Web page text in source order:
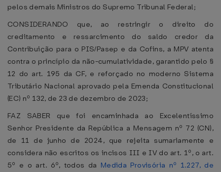
pelos demais Ministros do Supremo Tribunal Federal;
CONSIDERANDO que, ao restringir o direito do
creditamento e ressarcimento do saldo credor da
Contribuição para o PIS/Pasep e da Cofins, a MPV atenta
contra o princípio da não-cumulatividade, garantido pelo §
12 do art. 195 da CF, e reforçado no moderno Sistema
Tributário Nacional aprovado pela Emenda Constitucional
(EC) nº 132, de 23 de dezembro de 2023;
FAZ SABER que foi encaminhada ao Excelentíssimo
Senhor Presidente da República a Mensagem nº 72 (CN),
de 11 de junho de 2024, que rejeita sumariamente e
considera não escritos os incisos III e IV do art. 1º, o art.
5º e o art. 6º, todos da Medida Provisória nº 1.227, de